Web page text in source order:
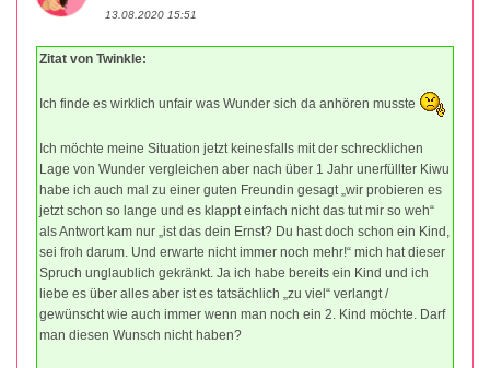
13.08.2020 15:51
Zitat von Twinkle:
Ich finde es wirklich unfair was Wunder sich da anhören musste
Ich möchte meine Situation jetzt keinesfalls mit der schrecklichen
Lage von Wunder vergleichen aber nach über 1 Jahr unerfüllter Kiwu
habe ich auch mal zu einer guten Freundin gesagt „wir probieren es
jetzt schon so lange und es klappt einfach nicht das tut mir so weh“
als Antwort kam nur „ist das dein Ernst? Du hast doch schon ein Kind,
sei froh darum. Und erwarte nicht immer noch mehr!“ mich hat dieser
Spruch unglaublich gekränkt. Ja ich habe bereits ein Kind und ich
liebe es über alles aber ist es tatsächlich „zu viel“ verlangt /
gewünscht wie auch immer wenn man noch ein 2. Kind möchte. Darf
man diesen Wunsch nicht haben?